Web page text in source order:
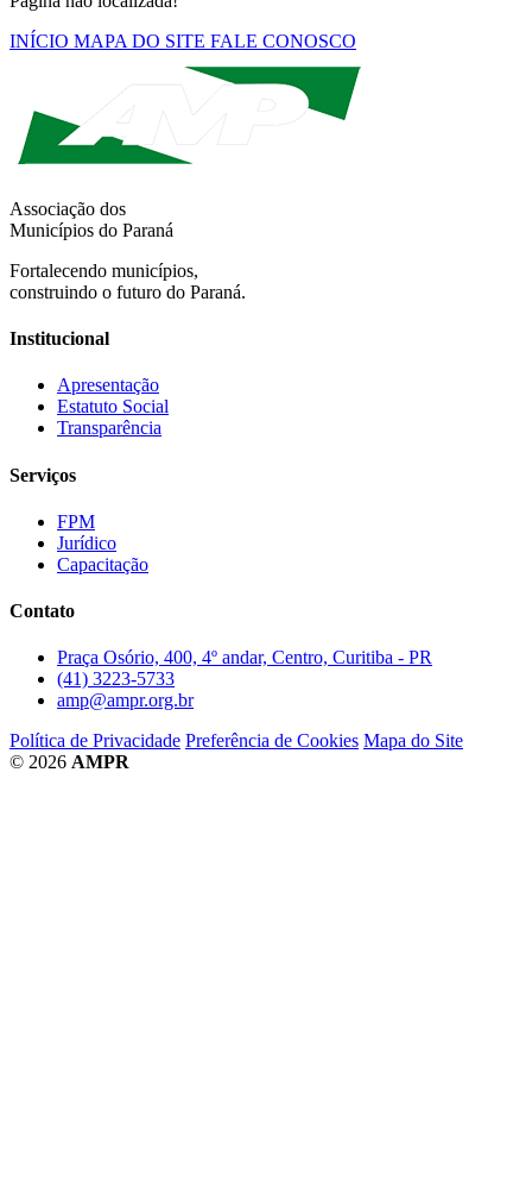
INÍCIO MAPA DO SITE FALE CONOSCO
Associação dos
Municípios do Paraná
Fortalecendo municípios,
construindo o futuro do Paraná.
Institucional
Apresentação
Estatuto Social
Transparência
Serviços
FPM
Jurídico
Capacitação
Contato
Praça Osório, 400, 4º andar, Centro, Curitiba - PR
(41) 3223-5733
amp@ampr.org.br
Política de Privacidade Preferência de Cookies Mapa do Site
© 2026 AMPR